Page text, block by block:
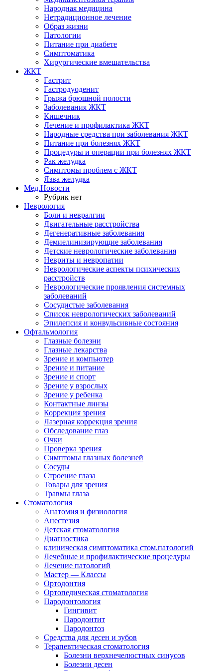
Народная медицина
Нетрадиционное лечение
Образ жизни
Патологии
Питание при диабете
Симптоматика
Хирургические вмешательства
ЖКТ
Гастрит
Гастродуоденит
Грыжа брюшной полости
Заболевания ЖКТ
Кишечник
Лечение и профилактика ЖКТ
Народные средства при заболевания ЖКТ
Питание при болезнях ЖКТ
Процедуры и операции при болезнях ЖКТ
Рак желудка
Симптомы проблем с ЖКТ
Язва желудка
Мед.Новости
Рубрик нет
Неврология
Боли и невралгии
Двигательные расстройства
Дегенеративные заболевания
Демиелинизирующие заболевания
Детские неврологические заболевания
Невриты и невропатии
Неврологические аспекты психических
расстройств
Неврологические проявления системных
заболеваний
Сосудистые заболевания
Список неврологических заболеваний
Эпилепсия и конвульсивные состояния
Офтальмология
Глазные болезни
Глазные лекарства
Зрение и компьютер
Зрение и питание
Зрение и спорт
Зрение у взрослых
Зрение у ребенка
Контактные линзы
Коррекция зрения
Лазерная коррекция зрения
Обследование глаз
Очки
Проверка зрения
Симптомы глазных болезней
Сосуды
Строение глаза
Товары для зрения
Травмы глаза
Стоматология
Анатомия и физиология
Анестезия
Детская стоматология
Диагностика
клиническая симптоматика стом.патологий
Лечебные и профилактические процедуры
Лечение патологий
Мастер — Классы
Ортодонтия
Ортопедическая стоматология
Пародонтология
Гингивит
Пародонтит
Пародонтоз
Средства для десен и зубов
Терапевтическая стоматология
Болезни верхнечелюстных синусов
Болезни десен